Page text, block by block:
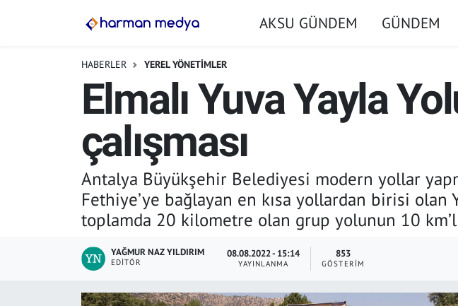
AKSU GÜNDEM GÜNDEM
HABERLER YEREL YÖNETİMLER
Elmalı Yuva Yayla
çalışması
Antalya Büyükşehir Belediyesi modern yollar
Fethiye’ye bağlayan en kısa yollardan birisi olan
toplamda 20 kilometre olan grup yolunun 10
YAĞMUR NAZ YILDIRIM
EDITÖR
08.08.2022 - 15:14
YAYINLANMA
853
GÖSTERIM
AKSU GÜNDEM
YEREL YÖNETİMLER
İstanbul Hava Durumu
İstanbul Trafik Yoğunluk Haritası
Süper Lig Puan Durumu ve Fikstür
Tüm Manşetler
Son Dakika Haberleri
Haber Arşivi